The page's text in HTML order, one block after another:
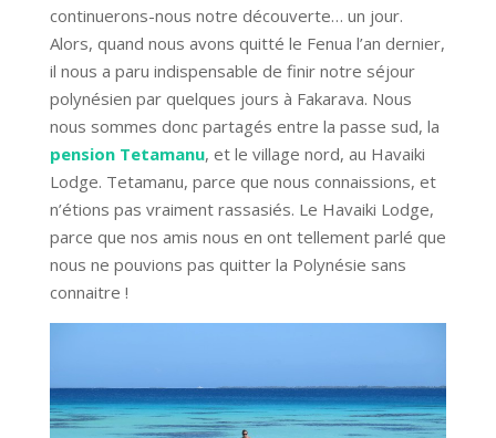
continuerons-nous notre découverte… un jour.
Alors, quand nous avons quitté le Fenua l’an dernier,
il nous a paru indispensable de finir notre séjour
polynésien par quelques jours à Fakarava. Nous
nous sommes donc partagés entre la passe sud, la
pension Tetamanu, et le village nord, au Havaiki
Lodge. Tetamanu, parce que nous connaissions, et
n’étions pas vraiment rassasiés. Le Havaiki Lodge,
parce que nos amis nous en ont tellement parlé que
nous ne pouvions pas quitter la Polynésie sans
connaitre !